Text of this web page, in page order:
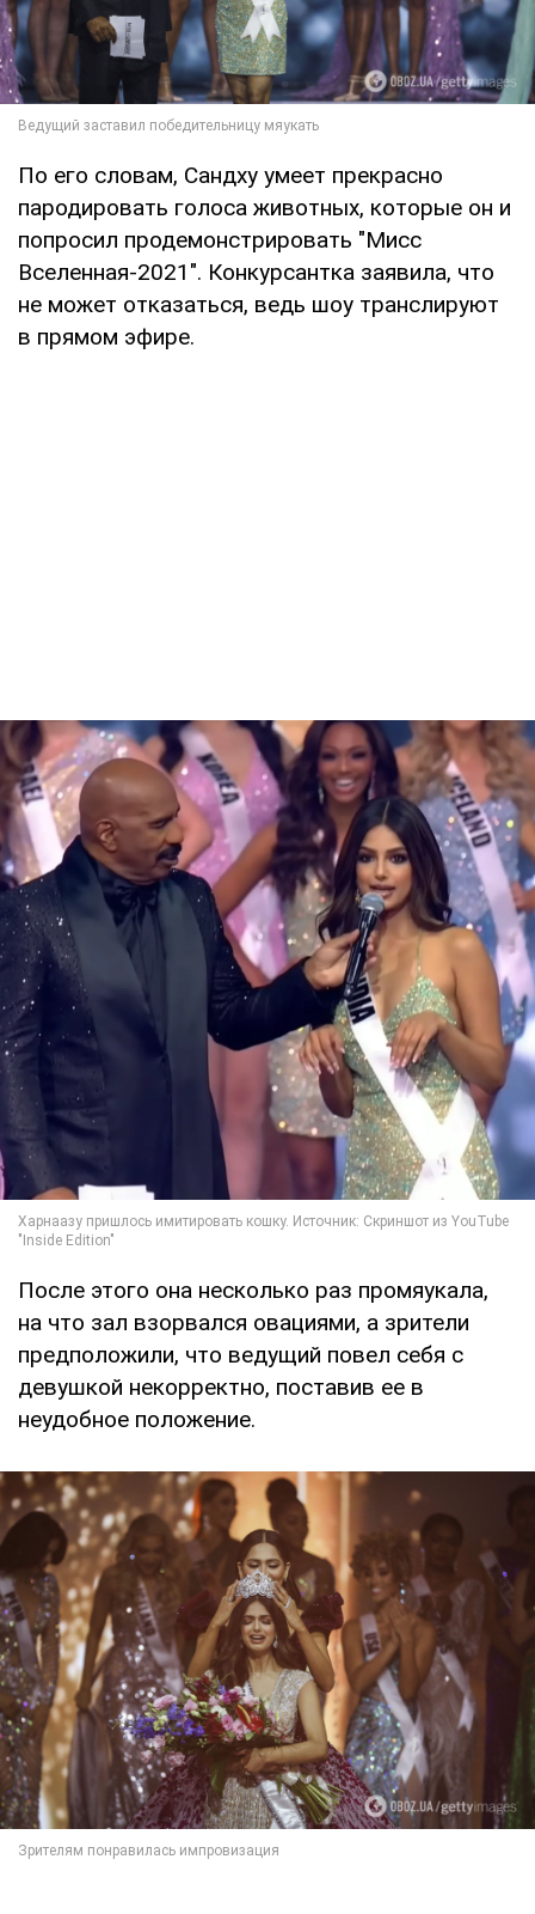
По его словам, Сандху умеет прекрасно
пародировать голоса животных, которые он и
попросил продемонстрировать "Мисс
Вселенная-2021". Конкурсантка заявила, что
не может отказаться, ведь шоу транслируют
в прямом эфире.
После этого она несколько раз промяукала,
на что зал взорвался овациями, а зрители
предположили, что ведущий повел себя с
девушкой некорректно, поставив ее в
неудобное положение.